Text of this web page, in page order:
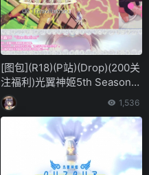
[图包](R18)(P站)(Drop)(200关
注福利)光翼神姬5th Season主
线剧情04-06
1,536